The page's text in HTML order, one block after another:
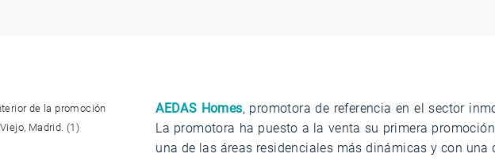
AEDAS Homes, promotora de referencia en el sector
La promotora ha puesto a la venta su primera
una de las áreas residenciales más dinámicas y con